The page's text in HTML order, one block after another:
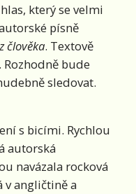
který se velmi
písně
člověka. Textově
bude
sledovat.
s bicími. Rychlou
autorská
navázala rocková
v angličtině a